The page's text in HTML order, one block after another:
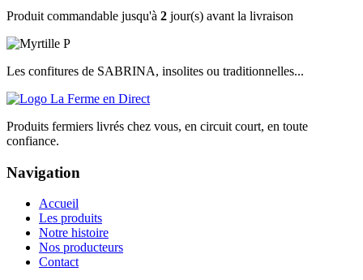
Produit commandable jusqu'à 2 jour(s) avant la livraison
Les confitures de SABRINA, insolites ou traditionnelles...
Produits fermiers livrés chez vous, en circuit court, en toute
confiance.
Navigation
Accueil
Les produits
Notre histoire
Nos producteurs
Contact